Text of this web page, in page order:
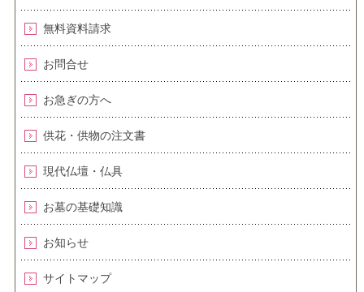
無料資料請求
お問合せ
お急ぎの方へ
供花・供物の注文書
現代仏壇・仏具
お墓の基礎知識
お知らせ
サイトマップ